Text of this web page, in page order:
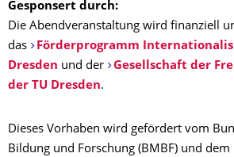
Gesponsert durch:
Die Abendveranstaltung wird finanziell
das
Förderprogramm
Dresden und der
Gesellschaft der
der TU Dresden.
Dieses Vorhaben wird gefördert vom
Bildung und Forschung (BMBF) und dem